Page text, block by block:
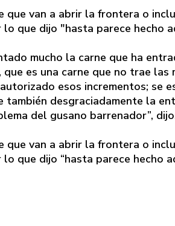
que van a abrir la frontera o
que dijo "hasta parece hecho
mucho la carne que ha
es una carne que no trae
esos incrementos; se
desgraciadamente la
del gusano barrenador”,
que van a abrir la frontera o
que dijo “hasta parece hecho